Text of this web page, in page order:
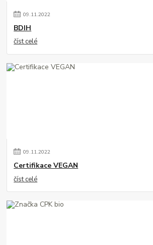
09.11.2022
BDIH
číst celé
09.11.2022
Certifikace VEGAN
číst celé